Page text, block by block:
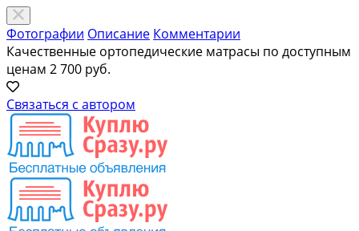
Фотографии Описание Комментарии
Качественные ортопедические матрасы по доступным
ценам 2 700 руб.
Связаться с автором